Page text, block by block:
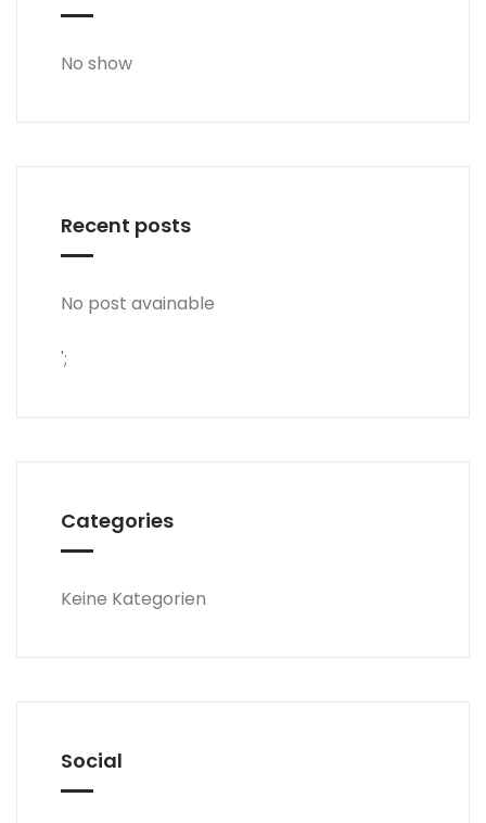
No show
Recent posts
No post avainable
';
Categories
Keine Kategorien
Social